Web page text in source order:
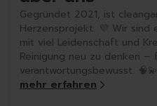
Gegründet 2021, ist
Herzensprojekt. 💜 Wir sind
mit viel Leidenschaft und
Reinigung neu zu denken –
verantwortungsbewusst. 🧠💫
mehr erfahren